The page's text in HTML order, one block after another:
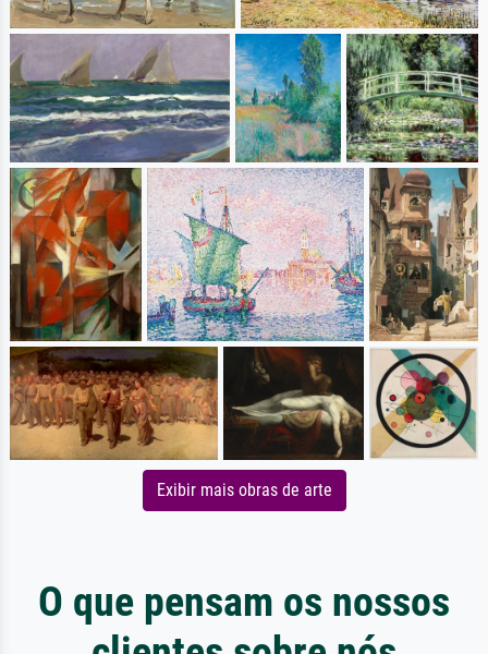
Exibir mais obras de arte
O que pensam os nossos